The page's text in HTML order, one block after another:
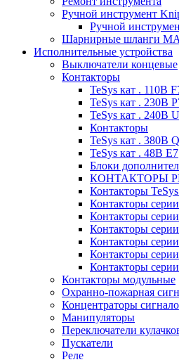
Ручной инструмент
Ручной
Шарнирные шланги
Исполнительные устройства
Выключатели концевые
Контакторы
TeSys кат . 110В
TeSys кат . 230В
TeSys кат . 240В
Контакторы
TeSys кат . 380В
TeSys кат . 48В E7
Блоки
КОНТАКТОРЫ
Контакторы
Контакторы
Контакторы
Контакторы
Контакторы
Контакторы
Контакторы
Контакторы модульные
Охранно-пожарная
Концентраторы
Манипуляторы
Переключатели
Пускатели
Реле